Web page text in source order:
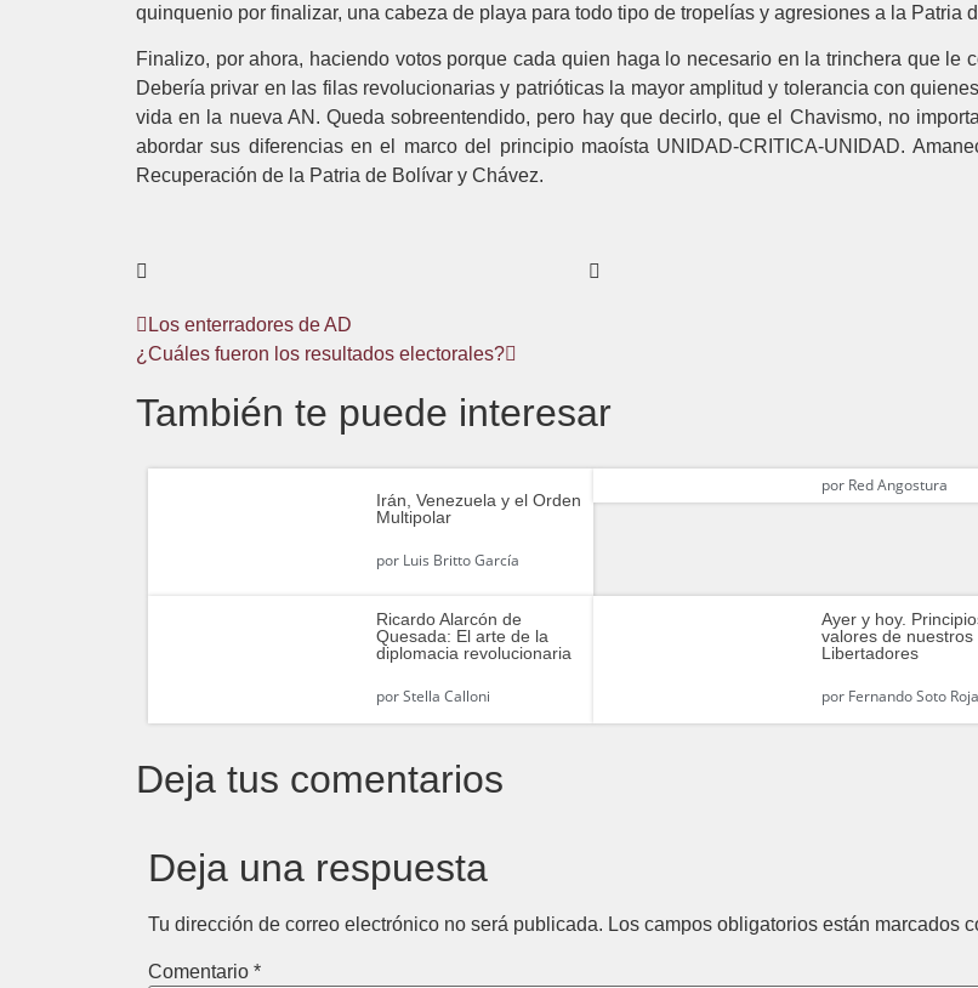
quinquenio por finalizar, una cabeza de playa para todo tipo de tropelías y agresiones a la Patria
Finalizo, por ahora, haciendo votos porque cada quien haga lo necesario en la trinchera que le
Debería privar en las filas revolucionarias y patrióticas la mayor amplitud y tolerancia con
vida en la nueva AN. Queda sobreentendido, pero hay que decirlo, que el Chavismo, no
abordar sus diferencias en el marco del principio maoísta UNIDAD-CRITICA-UNIDAD.
Recuperación de la Patria de Bolívar y Chávez.
Los enterradores de AD
¿Cuáles fueron los resultados electorales?
También te puede interesar
Irán, Venezuela y el Orden
Multipolar
por Luis Britto García
porRed Angostura
Ricardo Alarcón de
Quesada: El arte de la
diplomacia revolucionaria
porStella Calloni
Ayer y hoy.
valores de nuestros
Libertadores
porFernando Soto
Deja tus comentarios
Deja una respuesta
Tu dirección de correo electrónico no será publicada. Los campos obligatorios están marcados
Comentario *